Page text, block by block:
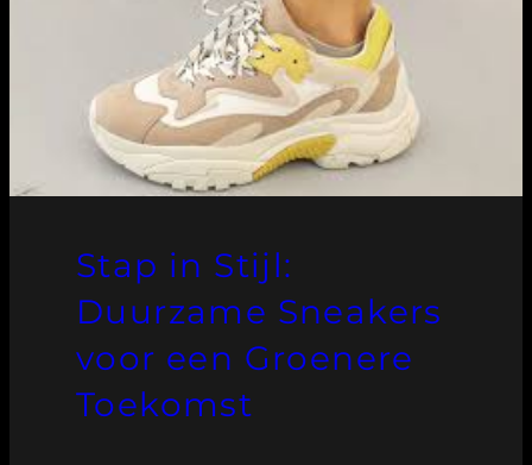
Stap in Stijl:
Duurzame Sneakers
voor een Groenere
Toekomst